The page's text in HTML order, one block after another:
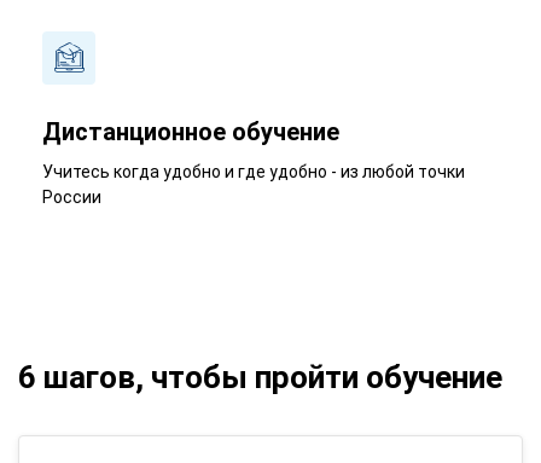
Дистанционное обучение
Учитесь когда удобно и где удобно - из любой точки
России
6 шагов, чтобы пройти обучение